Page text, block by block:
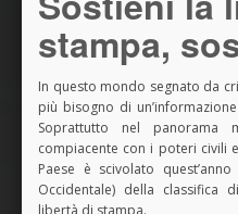
Da Filippo Marinetti
31 Luglio 2026,
C'è anche
articolo della...
29 Luglio 2026,
Elezioni
stampa,
In questo mondo segnato da
più bisogno di
Soprattutto nel
compiacente con i poteri civili
Paese è scivolato
Occidentale) della classifica
libertà di stampa.